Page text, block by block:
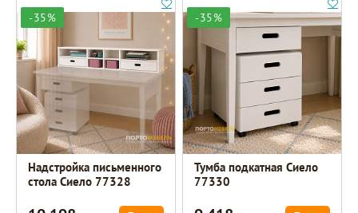
-35%
Надстройка письменного
стола Сиело 77328
-35%
Тумба подкатная Сиело
77330